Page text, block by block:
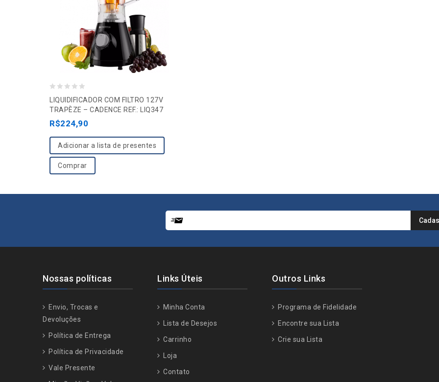
o
u
f
LIQUIDIFICADOR COM FILTRO 127V
TRAPÈZE – CADENCE REF.: LIQ347
R$224,90
Adicionar a lista de presentes
Comprar
Nossas políticas
Envio, Trocas e
Devoluções
Política de Entrega
Política de Privacidade
Vale Presente
Links Úteis
Minha Conta
Lista de Desejos
Carrinho
Loja
Contato
Outros Links
Programa de Fidelidade
Encontre sua Lista
Crie sua Lista